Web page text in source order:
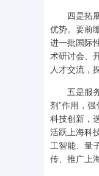
四是拓展
优势。要前
进一批国际
术研讨会、
人才交流，
五是服务
剂”作用，
科技创新，
活跃上海科
工智能、量
传、推广上